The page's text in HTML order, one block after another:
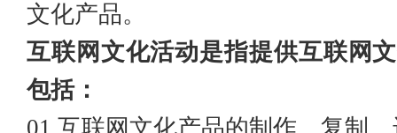
文化产品。
互联网文化活动是指提供互联网
包括：
01.互联网文化产品的制作、复制